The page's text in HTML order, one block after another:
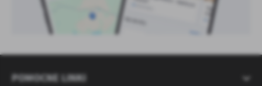
POMOCNE LINKI